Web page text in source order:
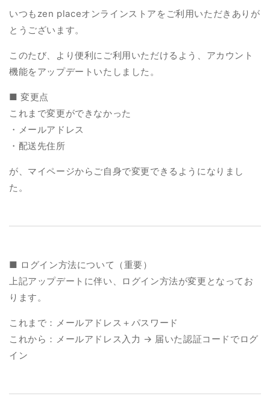
いつもzen placeオンラインストアをご利用いただきありが
とうございます。
このたび、より便利にご利用いただけるよう、 アカウント
機能をアップデートいたしました。
■ 変更点
これまで変更ができなかった
・メールアドレス
・配送先住所
が、マイページからご自身で変更できるようになりまし
た。
■ ログイン方法について（重要）
上記アップデートに伴い、ログイン方法が変更となってお
ります。
これまで：メールアドレス＋パスワード
これから：メールアドレス入力 → 届いた認証コードでログ
イン